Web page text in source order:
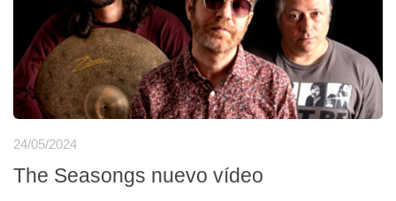
24/05/2024
The Seasongs nuevo vídeo